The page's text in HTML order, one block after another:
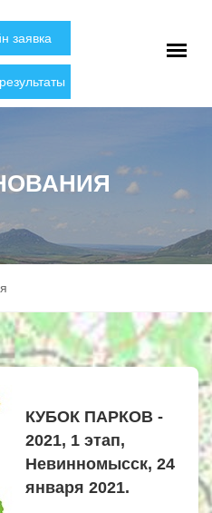
заявка
КУБОК ПАРКОВ -
2021, 1 этап,
Невинномысск, 24
января 2021.